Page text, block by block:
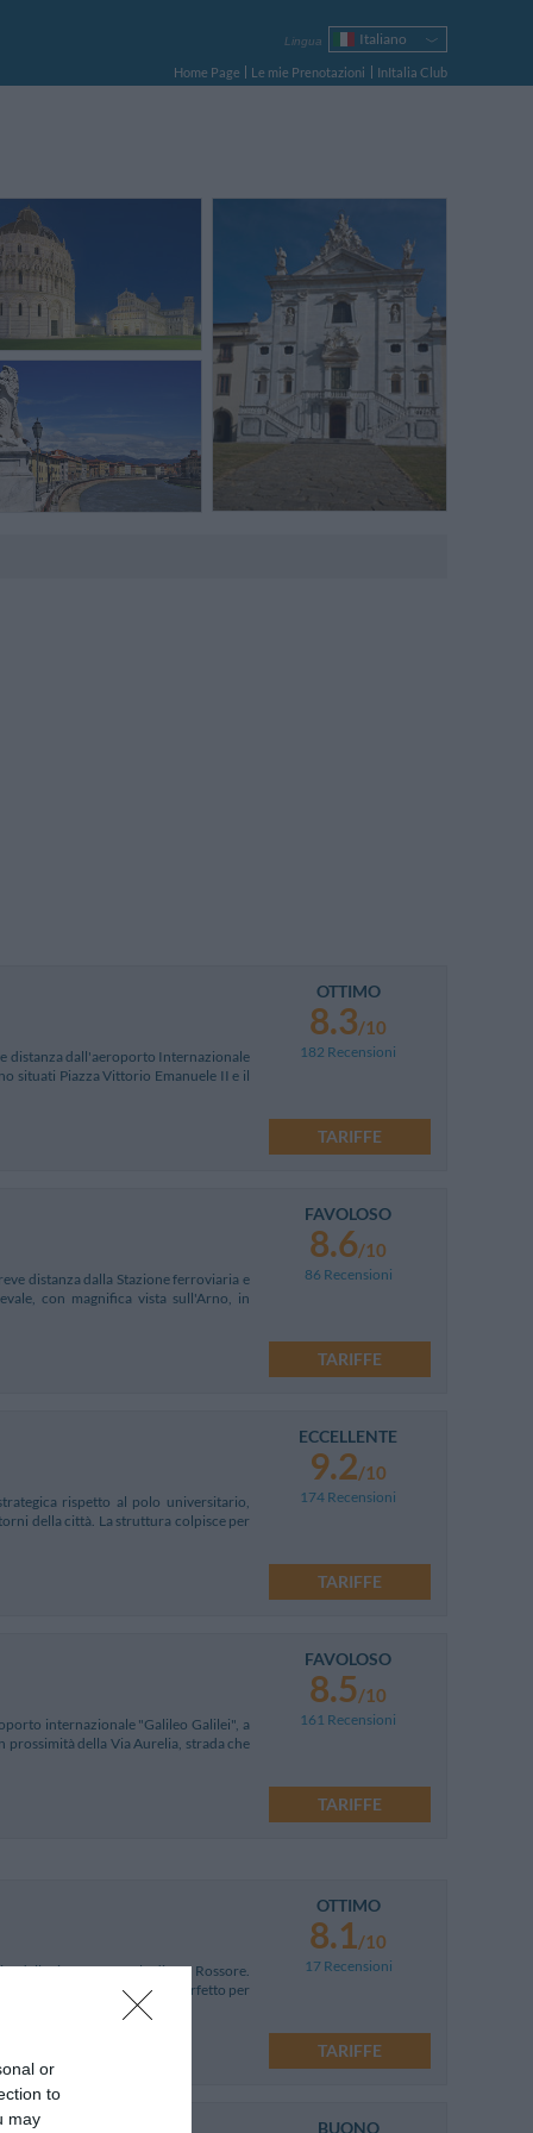
or
to
may
Lingua
Italiano
English
Français
Home Page Le mie Prenotazioni
InItalia Club
distanza dall'aeroporto Internazionale
situati Piazza Vittorio Emanuele II e il
OTTIMO
8.3/10
182 Recensioni
TARIFFE
distanza dalla Stazione ferroviaria e
con magnifica vista sull'Arno, in
FAVOLOSO
8.6/10
86 Recensioni
TARIFFE
rispetto al polo universitario,
della città. La struttura colpisce per
ECCELLENTE
9.2/10
174 Recensioni
TARIFFE
internazionale "Galileo Galilei", a
prossimità della Via Aurelia, strada che
FAVOLOSO
8.5/10
161 Recensioni
TARIFFE
della riserva naturale di San Rossore.
di modernità e di stile, perfetto per
OTTIMO
8.1/10
17 Recensioni
TARIFFE
BUONO